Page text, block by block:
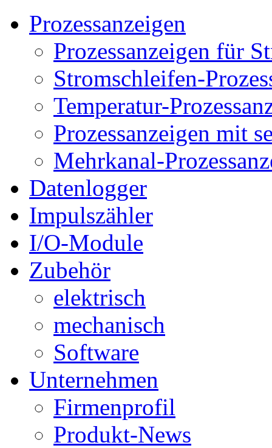
Prozessanzeigen
Prozessanzeigen für
Stromschleifen-
Temperatur-
Prozessanzeigen mit
Mehrkanal-
Datenlogger
Impulszähler
I/O-Module
Zubehör
elektrisch
mechanisch
Software
Unternehmen
Firmenprofil
Produkt-News